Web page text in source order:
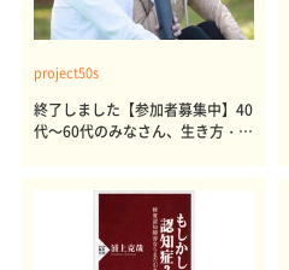
project50s
終了しました【参加者募集中】40
代～60代のみなさん、生き方・暮